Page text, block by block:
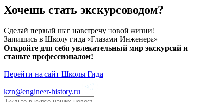
Хочешь стать экскурсоводом?
Сделай первый шаг навстречу новой жизни!
Запишись в Школу гида «Глазами Инженера»
Откройте для себя увлекательный мир экскурсий и
станьте профессионалом!
Перейти на сайт Школы Гида
kzn@engineer-history.ru